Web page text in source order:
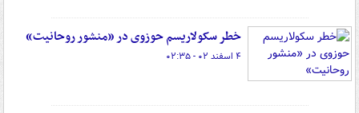
خطر سکولاریسم حوزوی در «منشور روحانیت»
۴ اسفند ۰۲ - ۰۲:۳۵